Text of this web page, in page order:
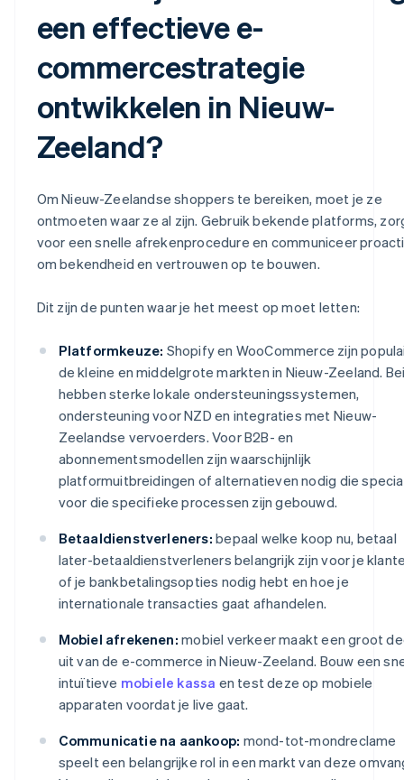
een effectieve e-
commercestrategie
ontwikkelen in Nieuw-
Zeeland?
Om Nieuw-Zeelandse shoppers te bereiken, moet je ze
ontmoeten waar ze al zijn. Gebruik bekende platforms,
voor een snelle afrekenprocedure en communiceer
om bekendheid en vertrouwen op te bouwen.
Dit zijn de punten waar je het meest op moet letten:
Platformkeuze: Shopify en WooCommerce zijn
de kleine en middelgrote markten in Nieuw-Zeeland.
hebben sterke lokale ondersteuningssystemen,
ondersteuning voor NZD en integraties met Nieuw-
Zeelandse vervoerders. Voor B2B- en
abonnementsmodellen zijn waarschijnlijk
platformuitbreidingen of alternatieven nodig die
voor die specifieke processen zijn gebouwd.
Betaaldienstverleners: bepaal welke koop nu, betaal
later-betaaldienstverleners belangrijk zijn voor je
of je bankbetalingsopties nodig hebt en hoe je
internationale transacties gaat afhandelen.
Mobiel afrekenen: mobiel verkeer maakt een groot
uit van de e-commerce in Nieuw-Zeeland. Bouw een
intuïtieve mobiele kassa en test deze op mobiele
apparaten voordat je live gaat.
Communicatie na aankoop: mond-tot-mondreclame
speelt een belangrijke rol in een markt van deze